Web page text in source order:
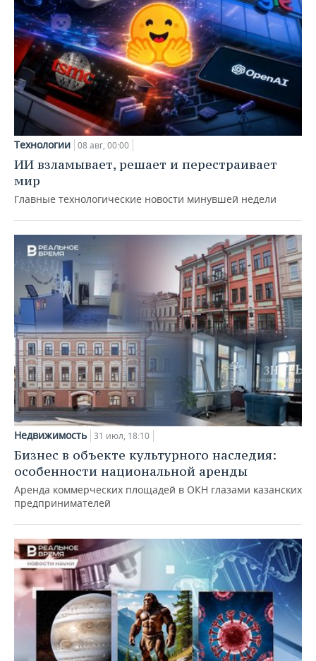
Технологии 08 авг, 00:00
ИИ взламывает, решает и перестраивает
мир
Главные технологические новости минувшей недели
Недвижимость 31 июл, 18:10
Бизнес в объекте культурного наследия:
особенности национальной аренды
Аренда коммерческих площадей в ОКН глазами казанских
предпринимателей